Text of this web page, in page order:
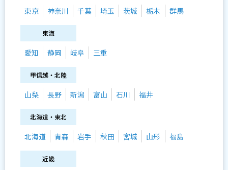
東京 神奈川 千葉 埼玉 茨城 栃木 群馬
東海
愛知 静岡 岐阜 三重
甲信越・北陸
山梨 長野 新潟 富山 石川 福井
北海道・東北
北海道 青森 岩手 秋田 宮城 山形 福島
近畿